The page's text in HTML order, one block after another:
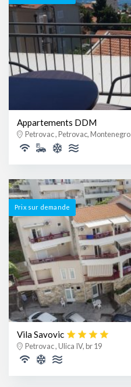
Appartements DDM
Petrovac , Petrovac, Montenegro
Prix ​​sur demande
Vila Savovic
Petrovac , Ulica IV, br 19